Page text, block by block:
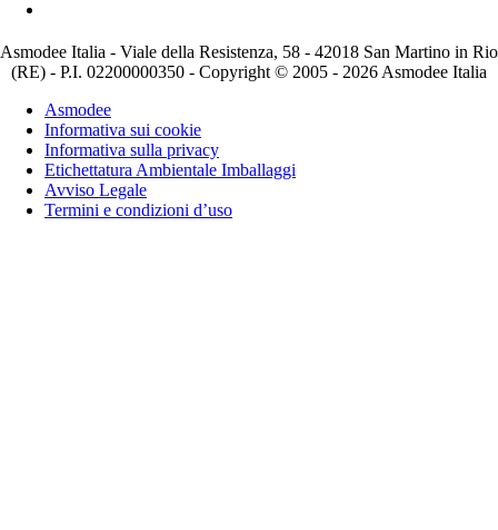
Asmodee Italia - Viale della Resistenza, 58 - 42018 San Martino in Rio
(RE) - P.I. 02200000350 - Copyright © 2005 - 2026 Asmodee Italia
Asmodee
Informativa sui cookie
Informativa sulla privacy
Etichettatura Ambientale Imballaggi
Avviso Legale
Termini e condizioni d’uso